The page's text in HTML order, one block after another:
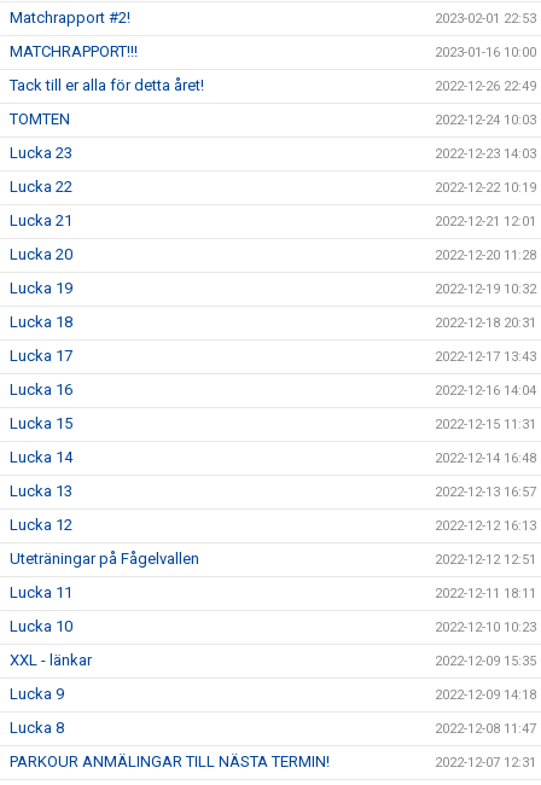
Matchrapport #2! 2023-02-01 22:53
MATCHRAPPORT!!! 2023-01-16 10:00
Tack till er alla för detta året! 2022-12-26 22:49
TOMTEN 2022-12-24 10:03
Lucka 23 2022-12-23 14:03
Lucka 22 2022-12-22 10:19
Lucka 21 2022-12-21 12:01
Lucka 20 2022-12-20 11:28
Lucka 19 2022-12-19 10:32
Lucka 18 2022-12-18 20:31
Lucka 17 2022-12-17 13:43
Lucka 16 2022-12-16 14:04
Lucka 15 2022-12-15 11:31
Lucka 14 2022-12-14 16:48
Lucka 13 2022-12-13 16:57
Lucka 12 2022-12-12 16:13
Uteträningar på Fågelvallen 2022-12-12 12:51
Lucka 11 2022-12-11 18:11
Lucka 10 2022-12-10 10:23
XXL - länkar 2022-12-09 15:35
Lucka 9 2022-12-09 14:18
Lucka 8 2022-12-08 11:47
PARKOUR ANMÄLINGAR TILL NÄSTA TERMIN! 2022-12-07 12:31